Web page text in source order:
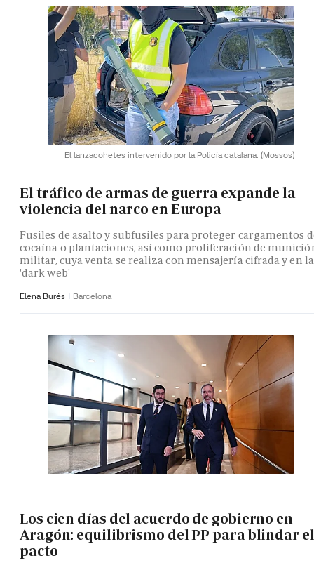
El lanzacohetes intervenido por la Policía catalana. (Mossos)
El tráfico de armas de guerra expande la
violencia del narco en Europa
Fusiles de asalto y subfusiles para proteger cargamentos
cocaína o plantaciones, así como proliferación de
militar, cuya venta se realiza con mensajería cifrada y en la
'dark web'
Elena Burés Barcelona
Los cien días del acuerdo de gobierno en
Aragón: equilibrismo del PP para blindar el
pacto